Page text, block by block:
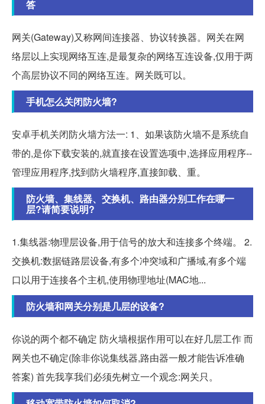
答
网关(Gateway)又称网间连接器、协议转换器。网关在网
络层以上实现网络互连,是最复杂的网络互连设备,仅用于两
个高层协议不同的网络互连。网关既可以。
手机怎么关闭防火墙?
安卓手机关闭防火墙方法一: 1、如果该防火墙不是系统自
带的,是你下载安装的,就直接在设置选项中,选择应用程序--
管理应用程序,找到防火墙程序,直接卸载、重。
防火墙、集线器、交换机、路由器分别工作在哪一
层?请简要说明?
1.集线器:物理层设备,用于信号的放大和连接多个终端。 2.
交换机:数据链路层设备,有多个冲突域和广播域,有多个端
口以用于连接各个主机,使用物理地址(MAC地...
防火墙和网关分别是几层的设备?
你说的两个都不确定 防火墙根据作用可以在好几层工作 而
网关也不确定(除非你说集线器,路由器一般才能告诉准确
答案) 首先我享我们必须先树立一个观念:网关只。